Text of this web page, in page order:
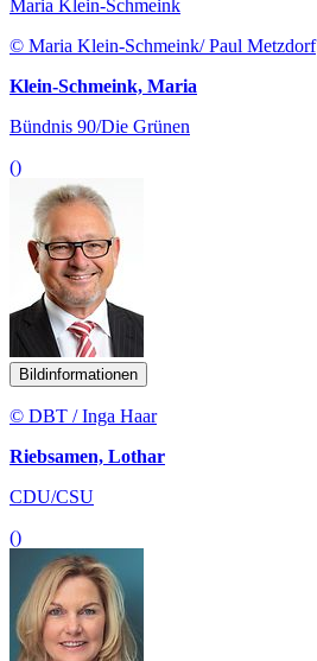
Maria Klein-Schmeink
© Maria Klein-Schmeink/ Paul Metzdorf
Klein-Schmeink, Maria
Bündnis 90/Die Grünen
()
Bildinformationen
© DBT / Inga Haar
Riebsamen, Lothar
CDU/CSU
()